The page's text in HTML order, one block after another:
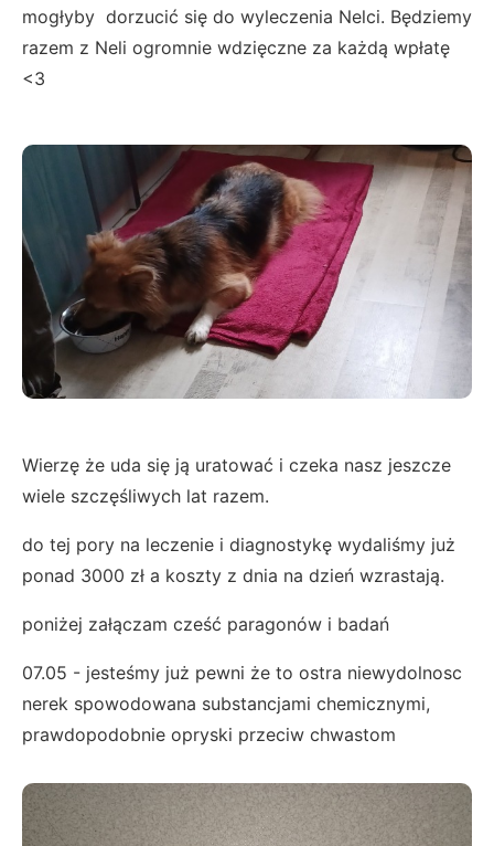
mogłyby dorzucić się do wyleczenia Nelci. Będziemy
razem z Neli ogromnie wdzięczne za każdą wpłatę
<3
Wierzę że uda się ją uratować i czeka nasz jeszcze
wiele szczęśliwych lat razem.
do tej pory na leczenie i diagnostykę wydaliśmy już
ponad 3000 zł a koszty z dnia na dzień wzrastają.
poniżej załączam cześć paragonów i badań
07.05 - jesteśmy już pewni że to ostra niewydolnosc
nerek spowodowana substancjami chemicznymi,
prawdopodobnie opryski przeciw chwastom